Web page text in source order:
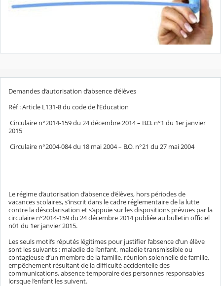
Demandes d’autorisation d’absence d’élèves
Réf : Article L131-8 du code de l’Education
Circulaire n°2014-159 du 24 décembre 2014 – B.O. n°1 du 1er janvier
2015
Circulaire n°2004-084 du 18 mai 2004 – B.O. n°21 du 27 mai 2004
Le régime d’autorisation d’absence d’élèves, hors périodes de
vacances scolaires, s’inscrit dans le cadre réglementaire de la lutte
contre la déscolarisation et s’appuie sur les dispositions prévues par la
circulaire n°2014-159 du 24 décembre 2014 publiée au bulletin officiel
n01 du 1er janvier 2015.
Les seuls motifs réputés légitimes pour justifier l’absence d’un élève
sont les suivants : maladie de l’enfant, maladie transmissible ou
contagieuse d’un membre de la famille, réunion solennelle de famille,
empêchement résultant de la difficulté accidentelle des
communications, absence temporaire des personnes responsables
lorsque l’enfant les suivent.